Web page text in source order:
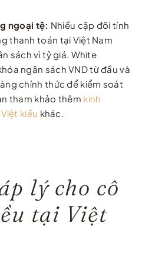
ngoại tệ: Nhiều cặp đôi tính
thanh toán tại Việt Nam
sách vì tỷ giá. White
ngân sách VND từ đầu và
chính thức để kiểm soát
tham khảo thêm kinh
kiều khác.
lý cho cô
tại Việt